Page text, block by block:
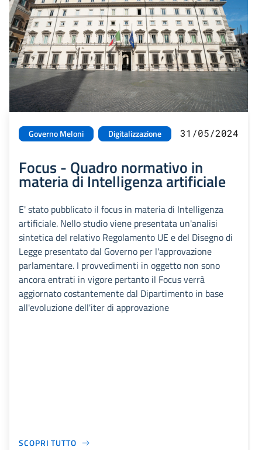
Governo Meloni Digitalizzazione 31/05/2024
Focus - Quadro normativo in
materia di Intelligenza artificiale
E' stato pubblicato il focus in materia di Intelligenza
artificiale. Nello studio viene presentata un'analisi
sintetica del relativo Regolamento UE e del Disegno di
Legge presentato dal Governo per l'approvazione
parlamentare. I provvedimenti in oggetto non sono
ancora entrati in vigore pertanto il Focus verrà
aggiornato costantemente dal Dipartimento in base
all'evoluzione dell'iter di approvazione
SCOPRI TUTTO